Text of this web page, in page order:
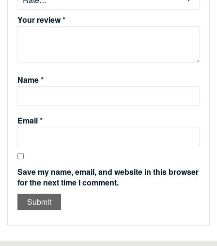
Your review*
Name*
Email*
Save my name, email, and website in this browser
for the next time I comment.